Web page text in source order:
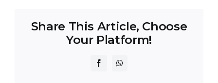
Share This Article, Choose
Your Platform!
FacebookWhatsApp